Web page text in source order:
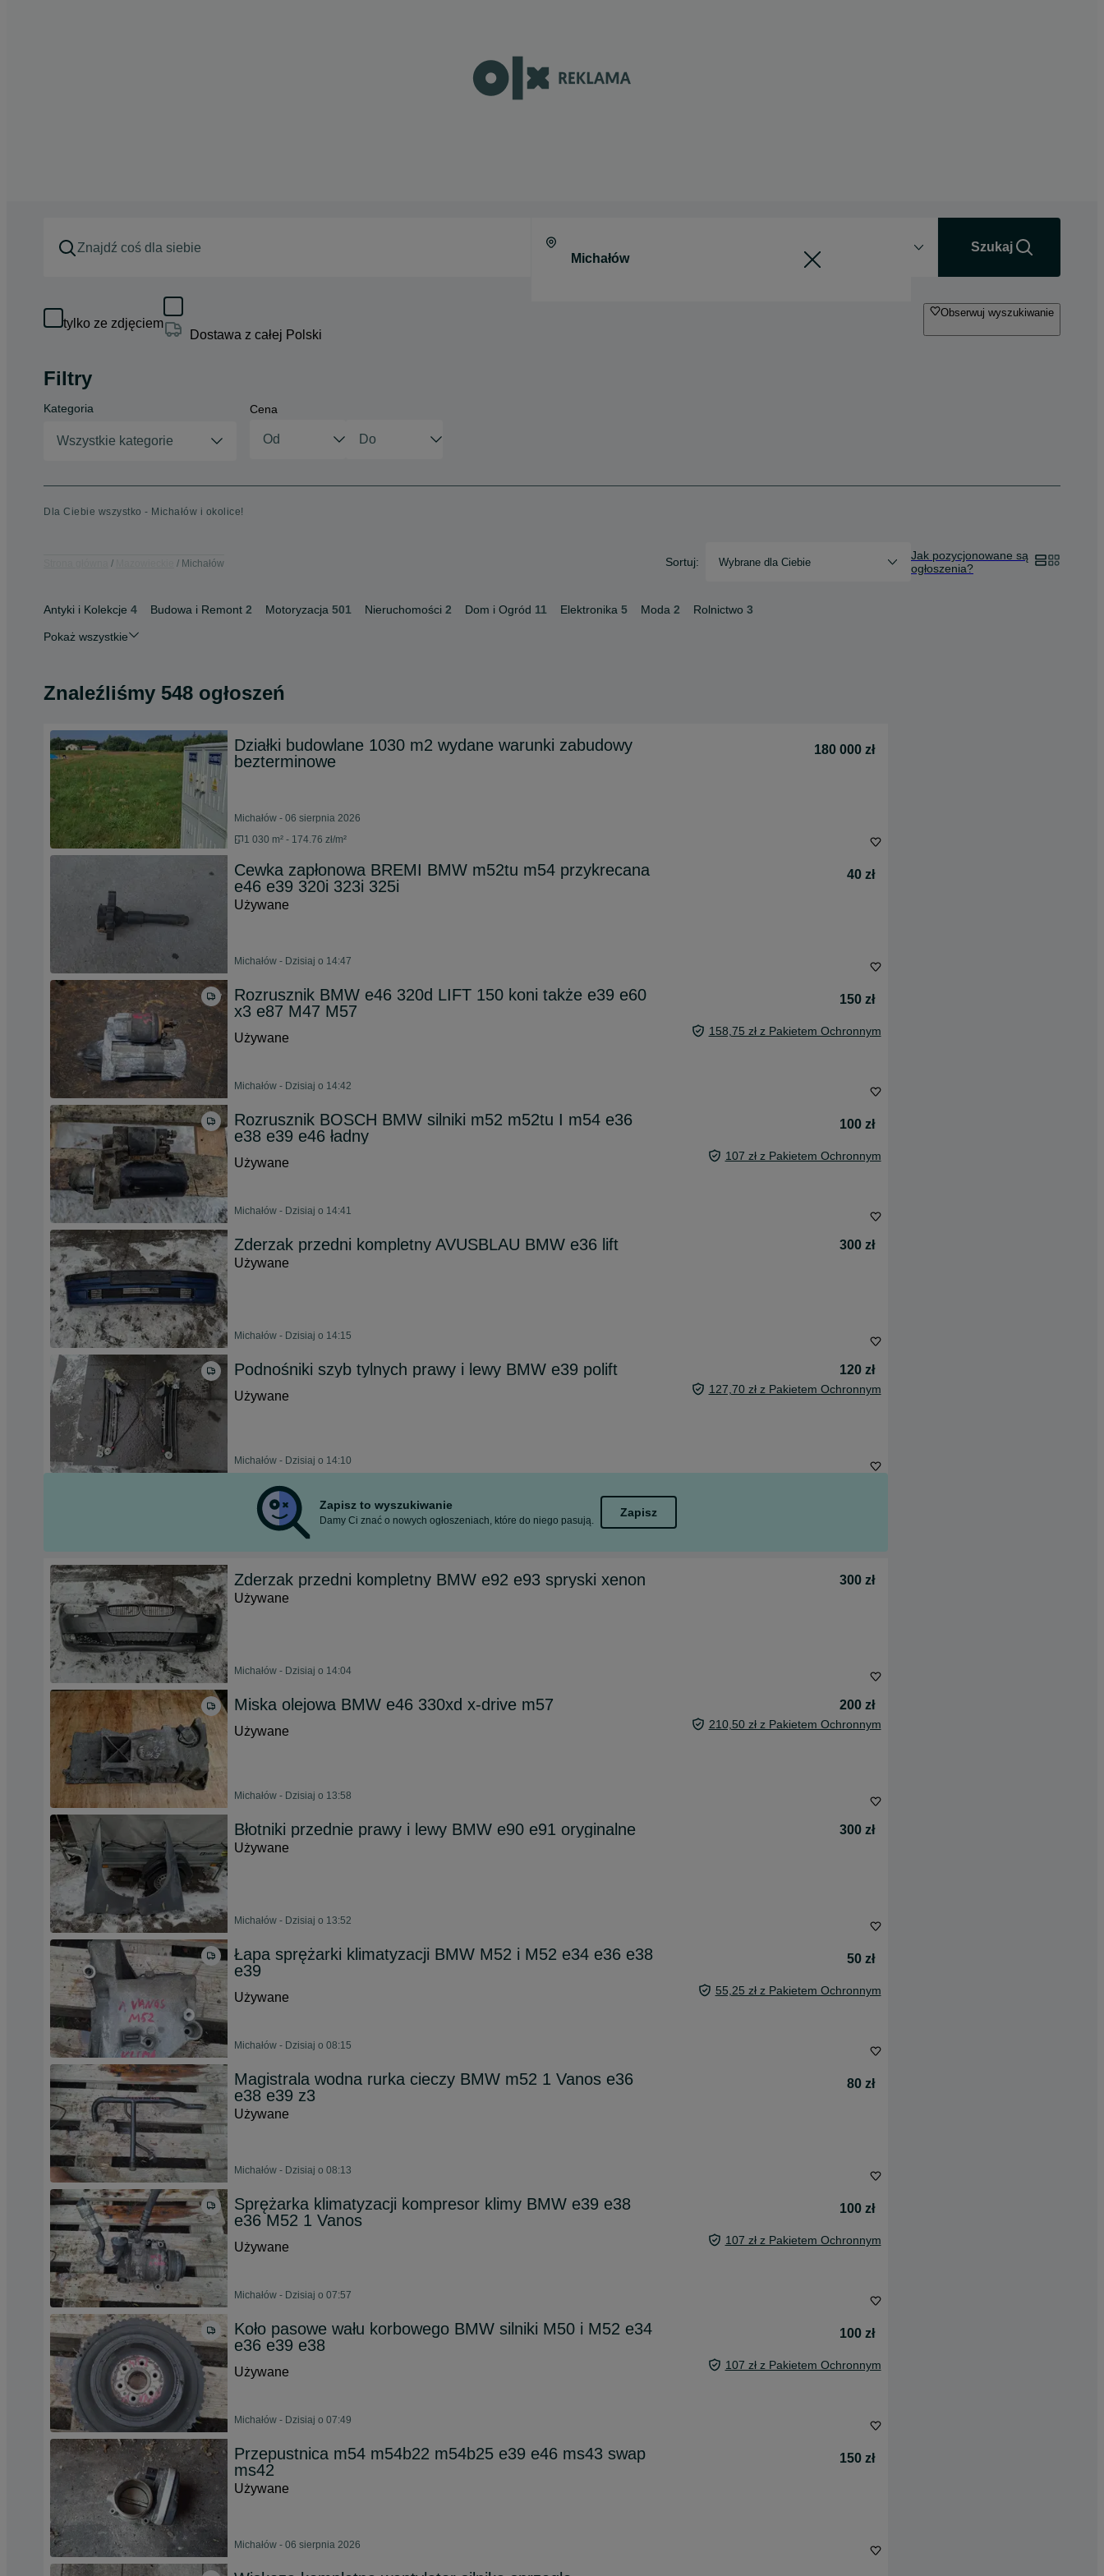
Szukaj
tylko ze zdjęciem
Dostawa z całej Polski
Obserwuj wyszukiwanie
Filtry
Kategoria
Wszystkie kategorie
Cena
Dla Ciebie wszystko - Michałów i okolice!
Michałów Sortuj: Wybrane dla Ciebie
Jak pozycjonowane są
ogłoszenia?
Antyki i Kolekcje 4 Budowa i Remont 2 Motoryzacja 501 Nieruchomości 2 Dom i Ogród 11 Elektronika 5 Moda 2 Rolnictwo 3
Pokaż wszystkie
Znaleźliśmy 548 ogłoszeń
Działki budowlane 1030 m2 wydane warunki zabudowy
bezterminowe
180 000 zł
Michałów - 06 sierpnia 2026
1 030 m² - 174.76 zł/m²
Cewka zapłonowa BREMI BMW m52tu m54 przykrecana
e46 e39 320i 323i 325i
40 zł
Używane
Michałów - Dzisiaj o 14:47
Rozrusznik BMW e46 320d LIFT 150 koni także e39 e60
x3 e87 M47 M57
150 zł
Używane 158,75 zł z Pakietem Ochronnym
Michałów - Dzisiaj o 14:42
Rozrusznik BOSCH BMW silniki m52 m52tu I m54 e36
e38 e39 e46 ładny
100 zł
Używane 107 zł z Pakietem Ochronnym
Michałów - Dzisiaj o 14:41
Zderzak przedni kompletny AVUSBLAU BMW e36 lift
300 zł
Używane
Michałów - Dzisiaj o 14:15
Podnośniki szyb tylnych prawy i lewy BMW e39 polift
120 zł
Używane
127,70 zł z Pakietem Ochronnym
Michałów - Dzisiaj o 14:10
Zapisz to wyszukiwanie
Damy Ci znać o nowych ogłoszeniach, które do niego pasują.
Zapisz
Zderzak przedni kompletny BMW e92 e93 spryski xenon
300 zł
Używane
Michałów - Dzisiaj o 14:04
Miska olejowa BMW e46 330xd x-drive m57
200 zł
Używane
210,50 zł z Pakietem Ochronnym
Michałów - Dzisiaj o 13:58
Błotniki przednie prawy i lewy BMW e90 e91 oryginalne
300 zł
Używane
Michałów - Dzisiaj o 13:52
Łapa sprężarki klimatyzacji BMW M52 i M52 e34 e36 e38
e39
50 zł
Używane 55,25 zł z Pakietem Ochronnym
Michałów - Dzisiaj o 08:15
Magistrala wodna rurka cieczy BMW m52 1 Vanos e36
e38 e39 z3
80 zł
Używane
Michałów - Dzisiaj o 08:13
Sprężarka klimatyzacji kompresor klimy BMW e39 e38
e36 M52 1 Vanos
100 zł
Używane 107 zł z Pakietem Ochronnym
Michałów - Dzisiaj o 07:57
Koło pasowe wału korbowego BMW silniki M50 i M52 e34
e36 e39 e38
100 zł
Używane 107 zł z Pakietem Ochronnym
Michałów - Dzisiaj o 07:49
Przepustnica m54 m54b22 m54b25 e39 e46 ms43 swap
ms42
150 zł
Używane
Michałów - 06 sierpnia 2026